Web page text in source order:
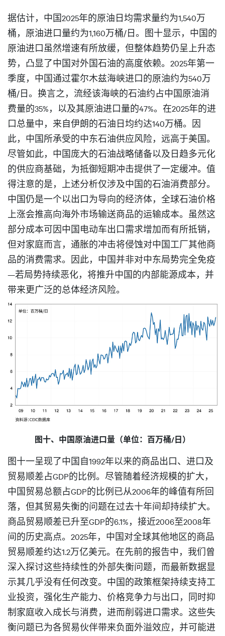
据估计，中国2025年的原油日均需求量约为1,540万
桶，原油进口量约为1,160万桶/日。图十显示，中国的
原油进口虽然增速有所放缓，但整体趋势仍呈上升态
势，凸显了中国对外国石油的高度依赖。2025年第一
季度，中国通过霍尔木兹海峡进口的原油约为540万
桶/日。换言之，流经该海峡的石油约占中国原油消
费量的35%，以及其原油进口量的47%。在2025年的进
口总量中，来自伊朗的石油日均约达140万桶。因
此，中国所承受的中东石油供应风险，远高于美国。
尽管如此，中国庞大的石油战略储备以及日趋多元化
的供应商基础，为抵御短期冲击提供了一定缓冲。值
得注意的是，上述分析仅涉及中国的石油消费部分。
中国仍是一个以出口为导向的经济体，全球石油价格
上涨会推高向海外市场输送商品的运输成本。虽然这
部分成本可因中国电动车出口需求增加而有所抵销，
但对家庭而言，通胀的冲击将侵蚀对中国工厂其他商
品的消费需求。因此，中国并非对中东局势完全免疫
—若局势持续恶化，将推升中国的内部能源成本，并
带来更广泛的总体经济风险。
图十、中国原油进口量（单位：百万桶/日）
图十一呈现了中国自1992年以来的商品出口、进口及
贸易顺差占GDP的比例。尽管随着经济规模的扩大，
中国贸易总额占GDP的比例已从2006年的峰值有所回
落，但其贸易失衡的问题在过去十年间却持续扩大。
商品贸易顺差已升至GDP的6.1%，接近2006至2008年
间的历史高点。2025年，中国对全球其他地区的商品
贸易顺差约达1.2万亿美元。在先前的报告中，我们曾
深入探讨这些持续性的外部失衡问题，而最新数据显
示其几乎没有任何改变。中国的政策框架持续支持工
业投资，强化生产能力、价格竞争力与出口，同时抑
制家庭收入成长与消费，进而削弱进口需求。这些失
衡问题已为各贸易伙伴带来负面外溢效应，并可能进